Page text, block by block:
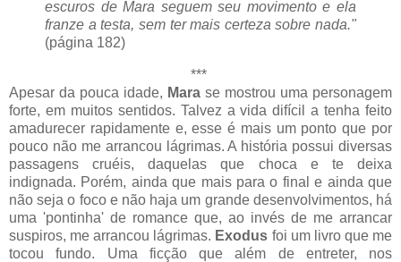
escuros de Mara seguem seu movimento e ela
franze a testa, sem ter mais certeza sobre nada."
(página 182)
***
Apesar da pouca idade, Mara se mostrou uma personagem
forte, em muitos sentidos. Talvez a vida difícil a tenha feito
amadurecer rapidamente e, esse é mais um ponto que por
pouco não me arrancou lágrimas. A história possui diversas
passagens cruéis, daquelas que choca e te deixa
indignada. Porém, ainda que mais para o final e ainda que
não seja o foco e não haja um grande desenvolvimentos, há
uma 'pontinha' de romance que, ao invés de me arrancar
suspiros, me arrancou lágrimas. Exodus foi um livro que me
tocou fundo. Uma ficção que além de entreter, nos